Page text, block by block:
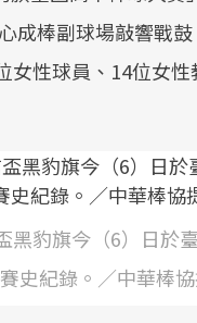
成棒副球場敲響戰
女性球員、14位女
黑豹旗今（6）日於
史紀錄。／中華棒